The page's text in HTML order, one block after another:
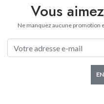
Vous
Ne manquez aucune promotion